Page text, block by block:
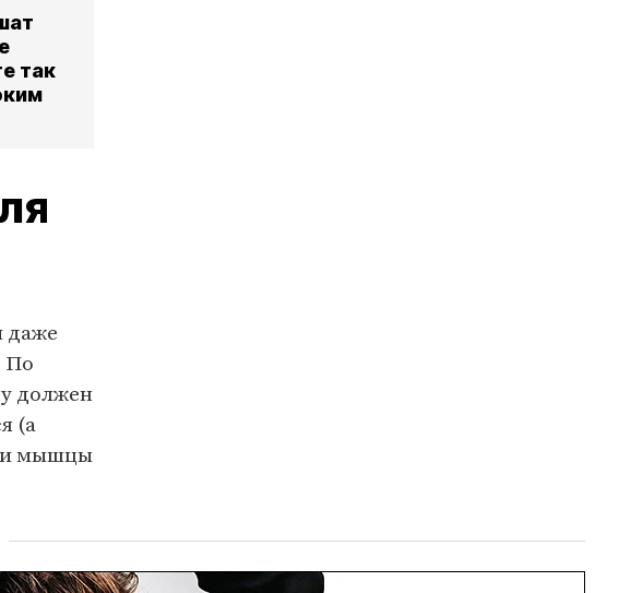
так
даже
По
должен
(а
и мышцы